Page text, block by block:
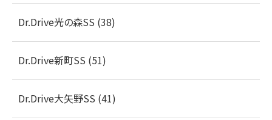
Dr.Drive光の森SS (38)
Dr.Drive新町SS (51)
Dr.Drive大矢野SS (41)